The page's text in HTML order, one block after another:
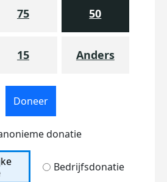
75 50
15 Anders
Doneer
donatie
Bedrijfsdonatie